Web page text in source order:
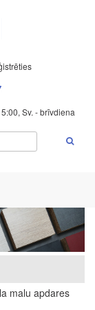
Sv. - brīvdiena
malu apdares